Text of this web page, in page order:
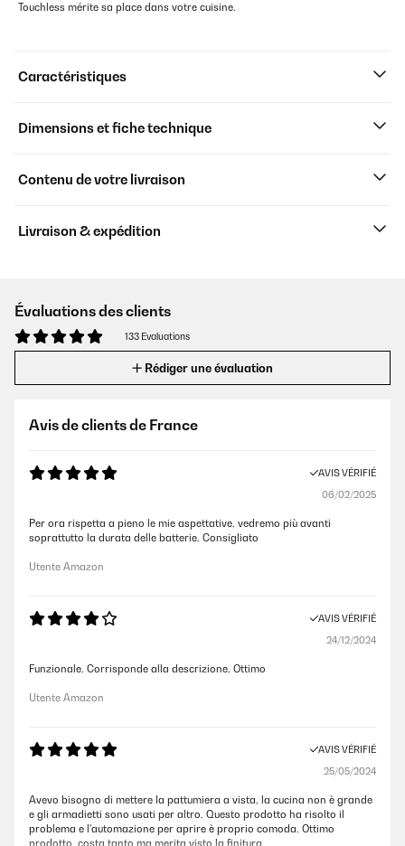
Touchless mérite sa place dans votre cuisine.
Caractéristiques
Dimensions et fiche technique
Contenu de votre livraison
Livraison & expédition
Évaluations des clients
133 Evaluations
Rédiger une évaluation
Avis de clients de France
AVIS VÉRIFIÉ
06/02/2025
Per ora rispetta a pieno le mie aspettative, vedremo più avanti
soprattutto la durata delle batterie. Consigliato
Utente Amazon
AVIS VÉRIFIÉ
24/12/2024
Funzionale. Corrisponde alla descrizione. Ottimo
Utente Amazon
AVIS VÉRIFIÉ
25/05/2024
Avevo bisogno di mettere la pattumiera a vista, la cucina non è grande
e gli armadietti sono usati per altro. Questo prodotto ha risolto il
problema e l'automazione per aprire è proprio comoda. Ottimo
prodotto, costa tanto ma merita visto la finitura.